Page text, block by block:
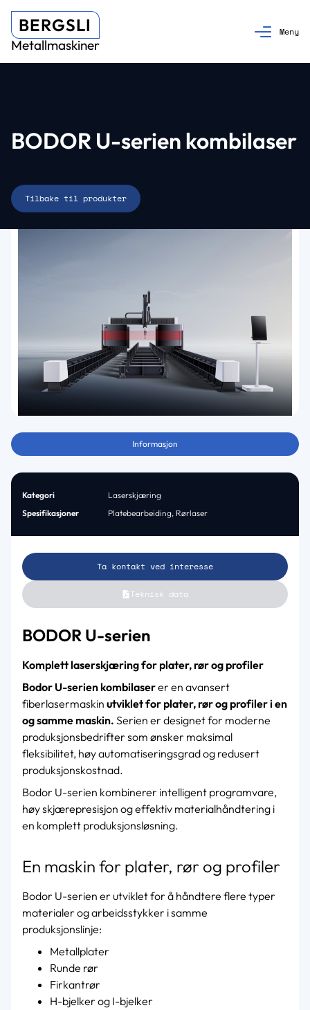
BERGSLI
Metallmaskiner
BODOR U-serien kombilaser
Tilbake til produkter
Informasjon
Kategori
Laserskjæring
Spesifikasjoner
Platebearbeiding, Rørlaser
Ta kontakt ved interesse
Teknisk data
BODOR U-serien
Komplett laserskjæring for plater, rør og profiler
Bodor U-serien kombilaserer en avansert
fiberlasermaskin utviklet for plater, rør og profiler i en
og samme maskin. Serien er designet for moderne
produksjonsbedrifter som ønsker maksimal
fleksibilitet, høy automatiseringsgrad og redusert
produksjonskostnad.
Bodor U-serien kombinerer intelligent programvare,
høy skjærepresisjon og effektiv materialhåndtering i
en komplett produksjonsløsning.
En maskin for plater, rør og profiler
Bodor U-serien er utviklet for å håndtere flere typer
materialer og arbeidsstykker i samme
produksjonslinje:
Metallplater
Runde rør
Firkantrør
H-bjelker og I-bjelker